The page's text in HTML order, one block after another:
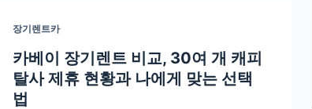
장기렌트카
카베이 장기렌트 비교, 30여 개 캐피
탈사 제휴 현황과 나에게 맞는 선택
법